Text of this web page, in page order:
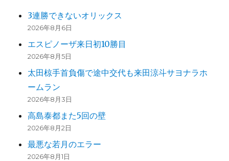
3連勝できないオリックス
2026年8月6日
エスピノーザ来日初10勝目
2026年8月5日
太田椋手首負傷で途中交代も来田涼斗サヨナラホ
ームラン
2026年8月3日
高島泰都また5回の壁
2026年8月2日
最悪な若月のエラー
2026年8月1日